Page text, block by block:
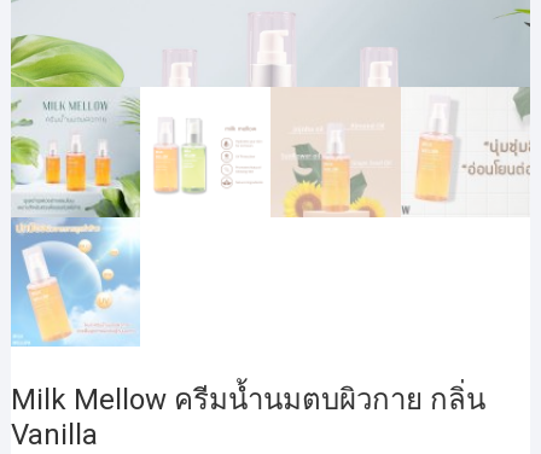
Milk Mellow ครีมน้ำนมตบผิวกาย กลิ่น
Vanilla